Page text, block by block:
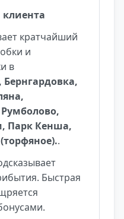
клиента
кратчайший
и
в
Бернгардовка,
Парк Кенша,
.
Быстрая